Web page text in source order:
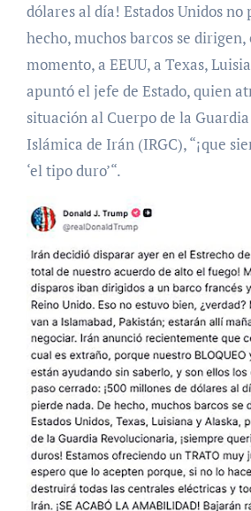
dólares al día! Estados Unidos no
hecho, muchos barcos se
momento, a EEUU, a Texas,
apuntó el jefe de Estado, quien
situación al Cuerpo de la
Islámica de Irán (IRGC), “¡que
‘el tipo duro’“.